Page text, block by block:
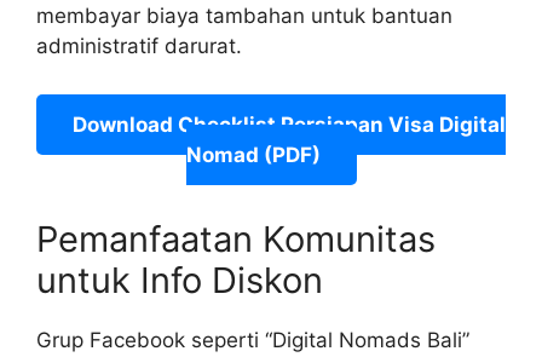
membayar biaya tambahan untuk bantuan
administratif darurat.
Download Checklist Persiapan Visa Digital
Nomad (PDF)
Pemanfaatan Komunitas
untuk Info Diskon
Grup Facebook seperti “Digital Nomads Bali”